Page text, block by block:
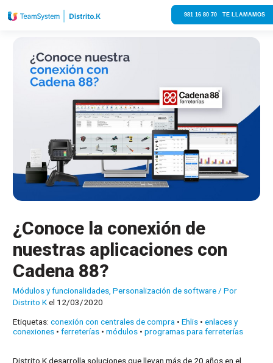
981 16 80 70 TE LLAMAMOS
¿Conoce la conexión de
nuestras aplicaciones con
Cadena 88?
Módulos y funcionalidades,Personalización de software/ Por
Distrito Kel 12/03/2020
Etiquetas:conexión con centrales de compra •Ehlis •enlaces y
conexiones •ferreterías •módulos •programas para ferreterías
Distrito K desarrolla soluciones que llevan más de 20 años en el